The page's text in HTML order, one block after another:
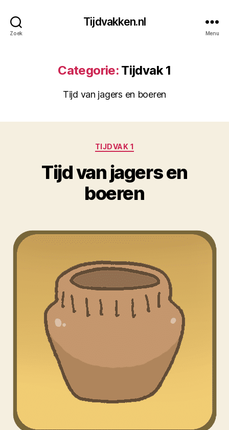
Zoek
Tijdvakken.nl
Menu
Categorie: Tijdvak 1
Tijd van jagers en boeren
Categorieën
TIJDVAK 1
Tijd van jagers en
boeren